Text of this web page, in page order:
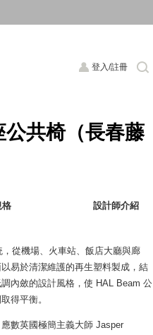
登入/註冊
共椅（長春藤
格 設計師介紹
從機場、火車站、飯店大廳與廊
易於清潔維護的再生塑料製成，結
內斂的設計風格，使 HAL Beam 公
得平衡。
數英國極簡主義大師 Jasper